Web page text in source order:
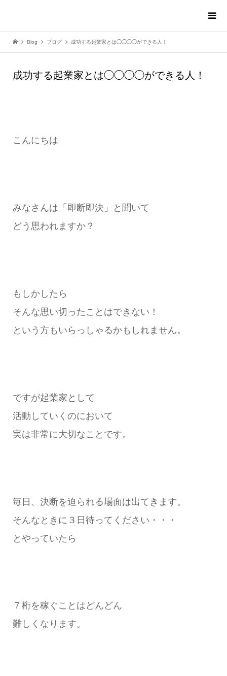
Blog ブログ 成功する起業家とは◯◯◯◯ができる人！
成功する起業家とは◯◯◯◯ができる人！
こんにちは
みなさんは「即断即決」と聞いて
どう思われますか？
もしかしたら
そんな思い切ったことはできない！
という方もいらっしゃるかもしれません。
ですが起業家として
活動していくのにおいて
実は非常に大切なことです。
毎日、決断を迫られる場面は出てきます。
そんなときに３日待ってください・・・
とやっていたら
７桁を稼ぐことはどんどん
難しくなります。